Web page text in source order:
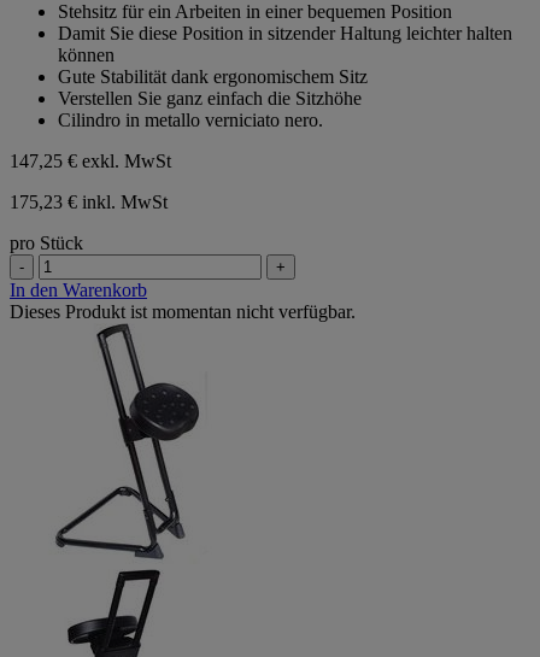
Sternen.
Stehsitz für ein Arbeiten in einer bequemen Position
Damit Sie diese Position in sitzender Haltung leichter halten
können
Gute Stabilität dank ergonomischem Sitz
Verstellen Sie ganz einfach die Sitzhöhe
Cilindro in metallo verniciato nero.
147,25 € exkl. MwSt
175,23 € inkl. MwSt
pro Stück
- +
In den Warenkorb
Dieses Produkt ist momentan nicht verfügbar.